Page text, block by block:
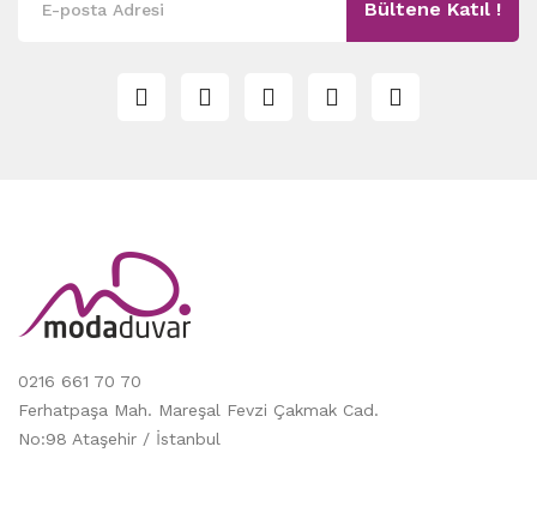
Bültene Katıl !
0216 661 70 70
Ferhatpaşa Mah. Mareşal Fevzi Çakmak Cad.
No:98 Ataşehir / İstanbul